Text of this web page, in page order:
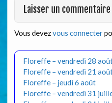
Laisser un commentaire
Vous devezvous connecter
Floreffe – vendredi 28
Floreffe – vendredi 21
Floreffe – jeudi 6 août
Floreffe – vendredi 31